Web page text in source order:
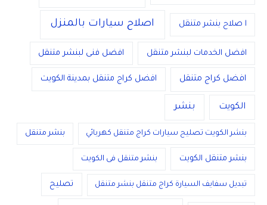
ا صلاح بنشر متنقل اصلاح سيارات بالمنزل
افضل الخدمات لبنشر متنقل افضل فنى لبنشر متنقل
افضل كراج متنقل افضل كراج متنقل بمدينة الكويت
الكويت بنشر
بنشر الكويت تصليح سيارات كراج متنقل كهربائي بنشر متنقل
بنشر متنقل الكويت بنشر متنقل فى الكويت
تبديل سفايف السيارة كراج متنقل بنشر متنقل تصليح